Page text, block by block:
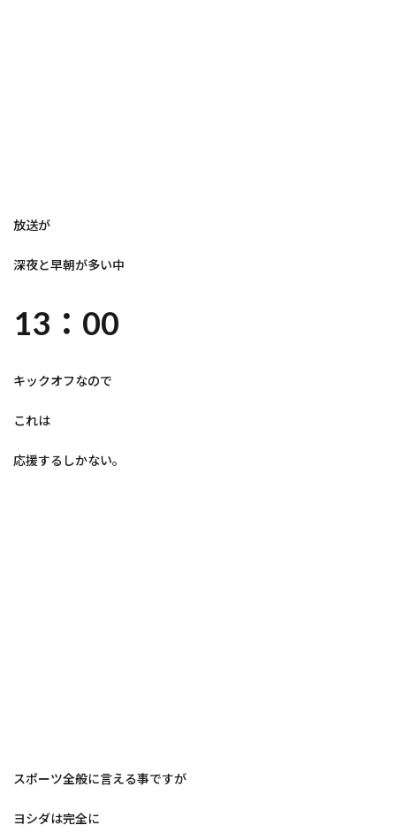
放送が
深夜と早朝が多い中
13：00
キックオフなので
これは
応援するしかない。
スポーツ全般に言える事ですが
ヨシダは完全に